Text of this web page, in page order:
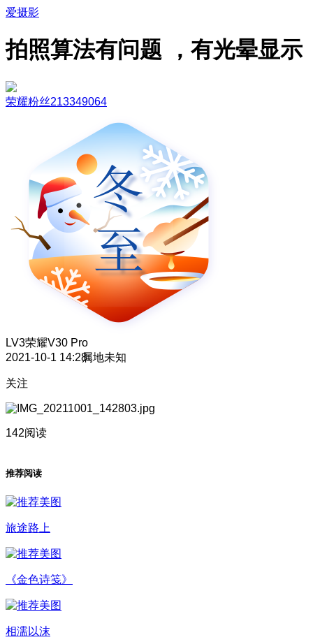
爱摄影
拍照算法有问题 ，有光晕显示
荣耀粉丝213349064
LV3荣耀V30 Pro
2021-10-1 14:28属地未知
关注
142阅读
推荐阅读
旅途路上
《金色诗笺》
相濡以沫